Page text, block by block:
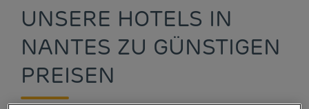
UNSERE HOTELS IN
NANTES ZU GÜNSTIGEN
PREISEN